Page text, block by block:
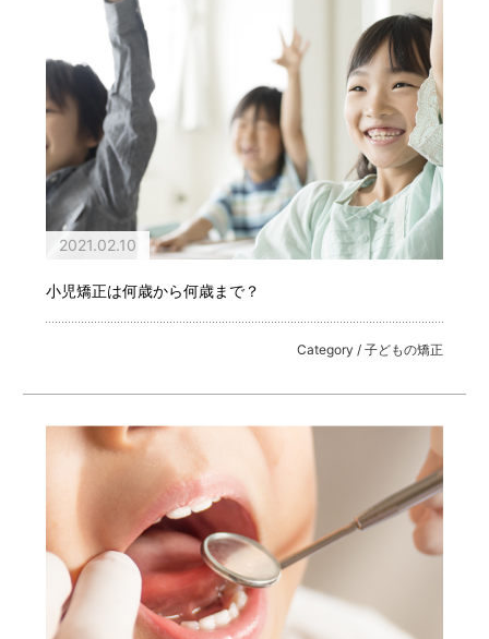
2021.02.10
小児矯正は何歳から何歳まで？
Category / 子どもの矯正